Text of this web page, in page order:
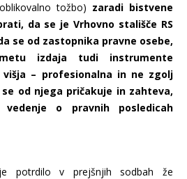
tožbo) zaradi bistvene
da se je Vrhovno stališče RS
se od zastopnika pravne osebe,
izdaja tudi instrumente
višja – profesionalna in ne zgolj
od njega pričakuje in zahteva,
o pravnih posledicah
potrdilo v prejšnjih sodbah že